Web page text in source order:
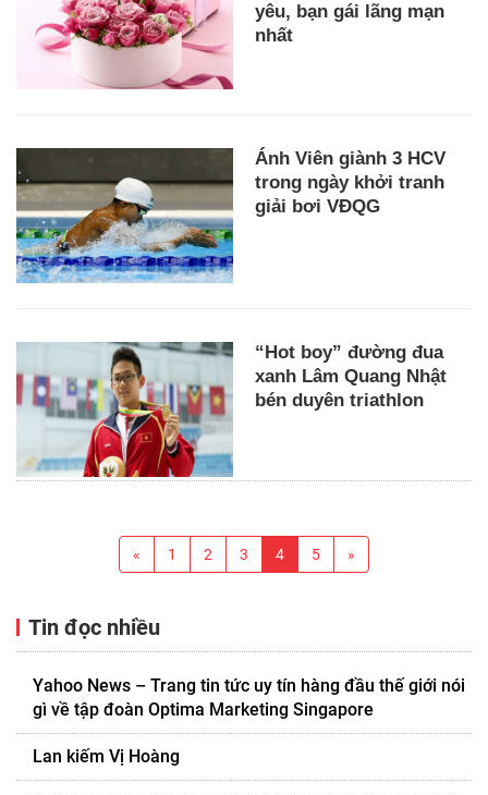
yêu, bạn gái lãng mạn
nhất
Ánh Viên giành 3 HCV
trong ngày khởi tranh
giải bơi VĐQG
“Hot boy” đường đua
xanh Lâm Quang Nhật
bén duyên triathlon
« 1 2 3 4 5 »
Tin đọc nhiều
Yahoo News – Trang tin tức uy tín hàng đầu thế giới nói
gì về tập đoàn Optima Marketing Singapore
Lan kiếm Vị Hoàng